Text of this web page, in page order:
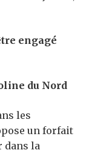
engagé
du Nord
les
un forfait
dans la